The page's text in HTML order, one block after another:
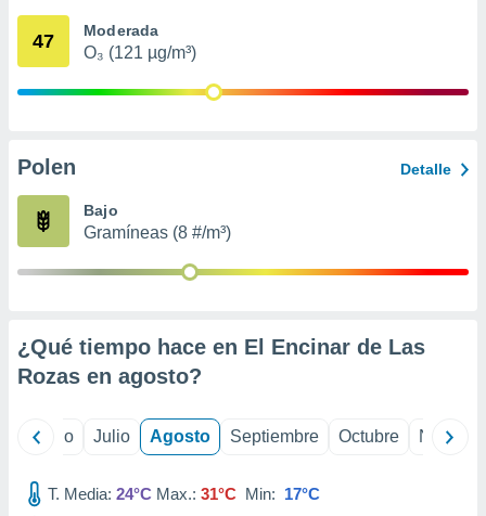
mediante
publicidad
de
47 Moderada
O₃ (121 µg/m³)
Polen Detalle
Bajo
Gramíneas (8 #/m³)
¿Qué tiempo hace en El Encinar de Las
Rozas en agosto?
Junio Julio Agosto Septiembre Octubre
T. Media: 24°C Max.: 31°C Min: 17°C